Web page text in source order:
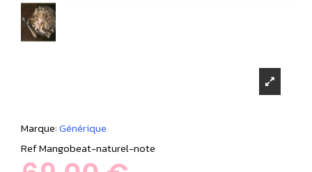
Marque:Générique
RefMangobeat-naturel-note